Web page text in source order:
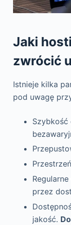
Jaki
zwrócić
Istnieje kilka
pod uwagę
Szybkość
przez
jakość.